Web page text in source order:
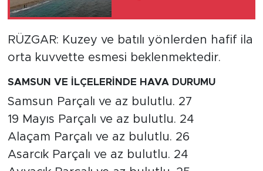
RÜZGAR: Kuzey ve batılı yönlerden hafif ila
orta kuvvette esmesi beklenmektedir.
SAMSUN VE İLÇELERİNDE HAVA DURUMU
Samsun Parçalı ve az bulutlu. 27
19 Mayıs Parçalı ve az bulutlu. 24
Alaçam Parçalı ve az bulutlu. 26
Asarcık Parçalı ve az bulutlu. 24